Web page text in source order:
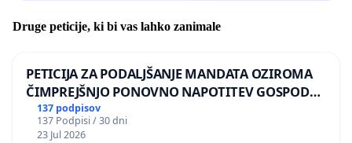
Druge peticije, ki bi vas lahko zanimale
PETICIJA ZA PODALJŠANJE MANDATA OZIROMA
ČIMPREJŠNJO PONOVNO NAPOTITEV GOSPODA
BERNARDA ŠRAJNERJA NA VELEPOSLANIŠTVO
REPUBLIKE SLOVENIJE V MOSKVI
137 podpisov
137 Podpisi / 30 dni
23 Jul 2026